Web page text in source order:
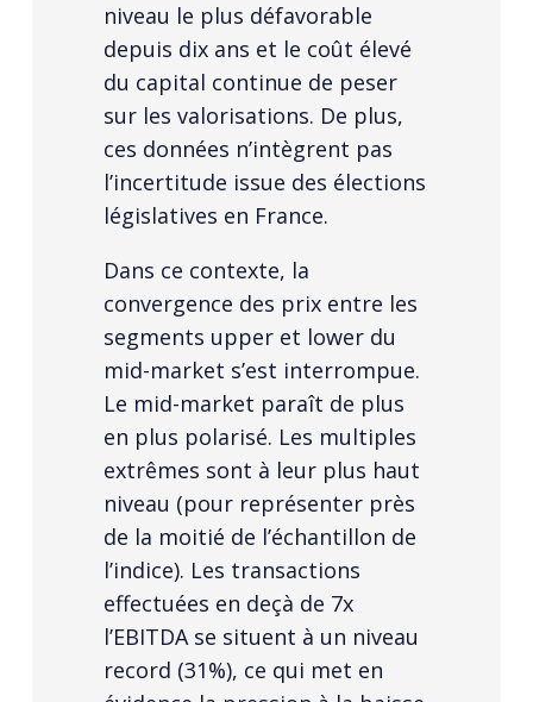
niveau le plus défavorable
depuis dix ans et le coût élevé
du capital continue de peser
sur les valorisations. De plus,
ces données n’intègrent pas
l’incertitude issue des élections
législatives en France.
Dans ce contexte, la
convergence des prix entre les
segments upper et lower du
mid-market s’est interrompue.
Le mid-market paraît de plus
en plus polarisé. Les multiples
extrêmes sont à leur plus haut
niveau (pour représenter près
de la moitié de l’échantillon de
l’indice). Les transactions
effectuées en deçà de 7x
l’EBITDA se situent à un niveau
record (31%), ce qui met en